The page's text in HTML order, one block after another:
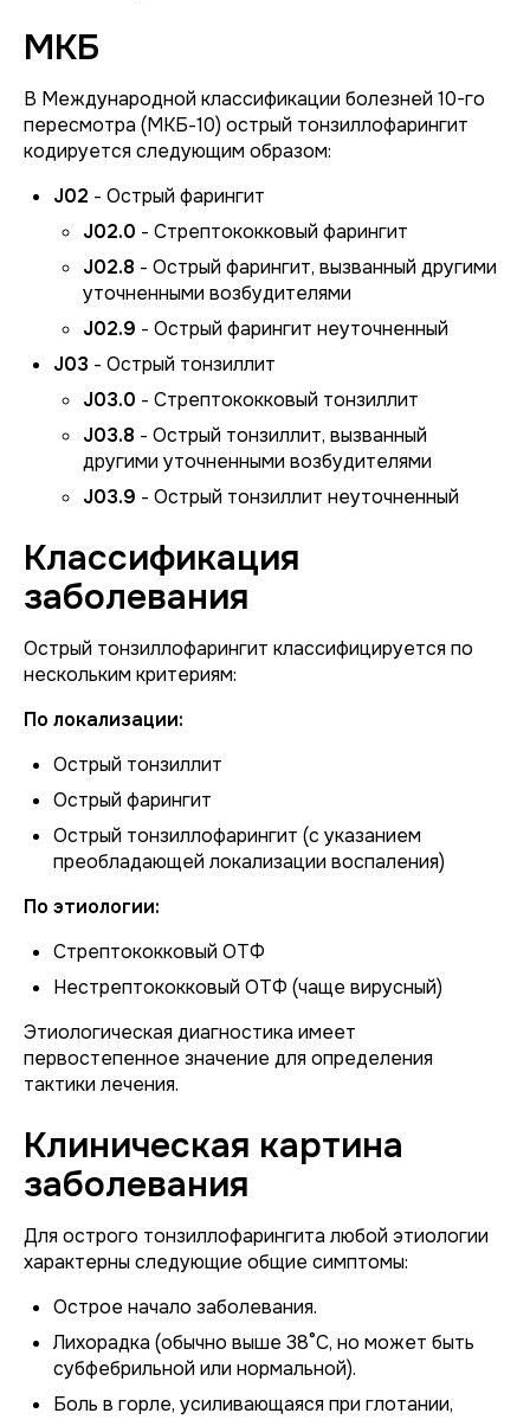
МКБ
В Международной классификации болезней 10-го
пересмотра (МКБ-10) острый тонзиллофарингит
кодируется следующим образом:
J02 - Острый фарингит
J02.0 - Стрептококковый фарингит
J02.8 - Острый фарингит, вызванный другими
уточненными возбудителями
J02.9 - Острый фарингит неуточненный
J03 - Острый тонзиллит
J03.0 - Стрептококковый тонзиллит
J03.8 - Острый тонзиллит, вызванный
другими уточненными возбудителями
J03.9 - Острый тонзиллит неуточненный
Классификация
заболевания
Острый тонзиллофарингит классифицируется по
нескольким критериям:
По локализации:
Острый тонзиллит
Острый фарингит
Острый тонзиллофарингит (с указанием
преобладающей локализации воспаления)
По этиологии:
Стрептококковый ОТФ
Нестрептококковый ОТФ (чаще вирусный)
Этиологическая диагностика имеет
первостепенное значение для определения
тактики лечения.
Клиническая картина
заболевания
Для острого тонзиллофарингита любой этиологии
характерны следующие общие симптомы:
Острое начало заболевания.
Лихорадка (обычно выше 38°C, но может быть
субфебрильной или нормальной).
Боль в горле, усиливающаяся при глотании,